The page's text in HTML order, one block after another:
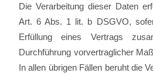
Die Verarbeitung dieser Daten
Art. 6 Abs. 1 lit. b DSGVO,
Erfüllung eines Vertrags
Durchführung vorvertraglicher
In allen übrigen Fällen beruht die